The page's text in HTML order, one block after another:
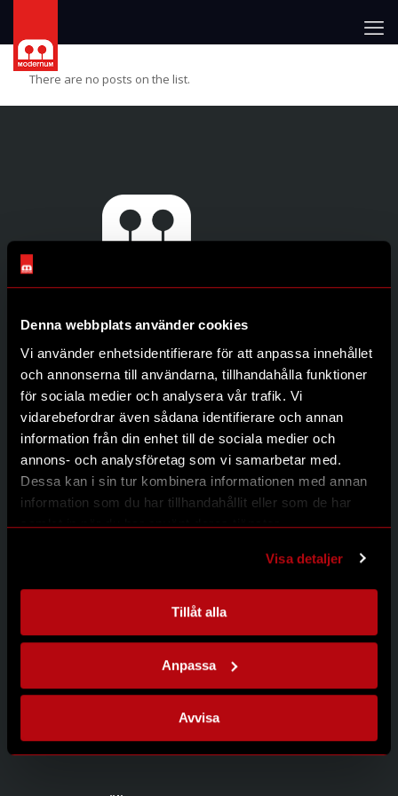
Denna webbplats använder cookies
Vi använder enhetsidentifierare för att anpassa innehållet
och annonserna till användarna, tillhandahålla funktioner
för sociala medier och analysera vår trafik. Vi
vidarebefordrar även sådana identifierare och annan
information från din enhet till de sociala medier och
annons- och analysföretag som vi samarbetar med.
Dessa kan i sin tur kombinera informationen med annan
information som du har tillhandahållit eller som de har
samlat in när du har använt deras tjänster.
Visa detaljer
Tillåt alla
Anpassa
Avvisa
There are no posts on the list.
Genvägar
Produkter
Återförsäljare
Om oss
Kontakt
Integritetspolicy
Kontakta oss
08-626 95 00
info@modernum.se
Måndag-Torsdag 08.00-16.30